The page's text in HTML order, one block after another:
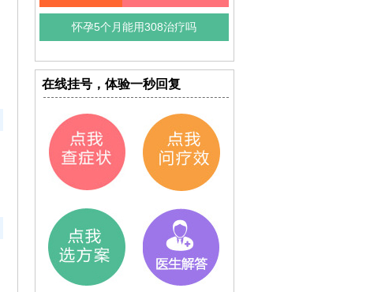
怀孕5个月能用308治疗吗
在线挂号，体验一秒回复